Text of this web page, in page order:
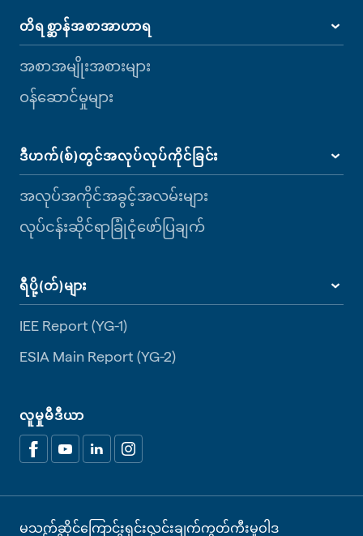
တိရစ္ဆာန်အစာအာဟာရ
အစာအမျိုးအစားများ
ဝန်ဆောင်မှုများ
ဒီဟက်(စ်)တွင်အလုပ်လုပ်ကိုင်ခြင်း
အလုပ်အကိုင်အခွင့်အလမ်းများ
လုပ်ငန်းဆိုင်ရာခြုံငုံဖော်ပြချက်
ရီပို့(တ်)များ
IEE Report (YG-1)
ESIA Main Report (YG-2)
လူမှုမီဒီယာ
မသက်ဆိုင်ကြောင်းရှင်းလင်းချက်ကွတ်ကီးမူဝါဒ